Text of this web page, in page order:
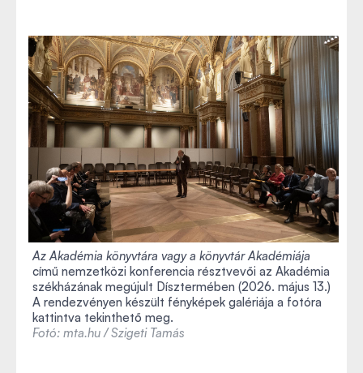
Az Akadémia könyvtára vagy a könyvtár Akadémiája
című nemzetközi konferencia résztvevői az Akadémia
székházának megújult Dísztermében (2026. május 13.)
A rendezvényen készült fényképek galériája a fotóra
kattintva tekinthető meg.
Fotó: mta.hu / Szigeti Tamás